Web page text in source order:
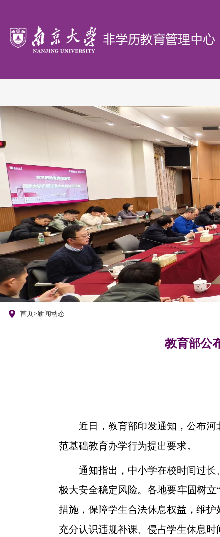
学
位
政
文
件
究
机
构
教
学
园
证
书
证
联
我
们
首页>新闻动态
教育部公
近日，教育部印发通知，公布
范基础教育办学行为提出要求。
通知指出，中小学在校时间过
极大安全稳定风险。各地要牢固树
措施，保障学生合法休息权益，维
充分认识违规补课、侵占学生休息